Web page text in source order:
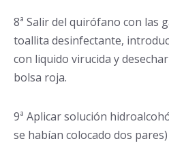
8ª Salir del quirófano con las
toallita desinfectante,
con liquido virucida y
bolsa roja.
9ª Aplicar solución
se habían colocado dos